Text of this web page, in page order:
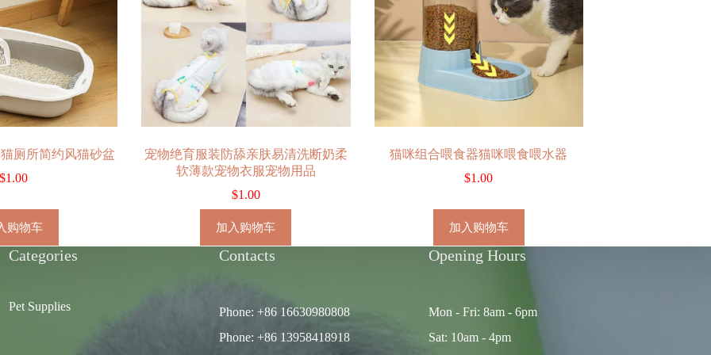
厕所简约风猫砂盆
1.00
购物车
宠物绝育服装防舔亲肤易清洗断奶柔
软薄款宠物衣服宠物用品
$1.00
加入购物车
猫咪组合喂食器猫咪喂食喂水器
$1.00
加入购物车
Categories
Pet Supplies
Contacts
Phone: +86 16630980808
Phone: +86 13958418918
Opening Hours
Mon - Fri: 8am - 6pm
Sat: 10am - 4pm